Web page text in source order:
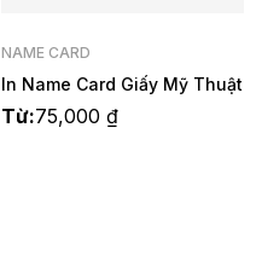
NAME CARD
In Name Card Giấy Mỹ Thuật
Từ:75,000 ₫